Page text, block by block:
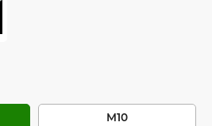
M10